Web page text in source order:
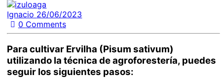
Ignacio 26/06/2023
0 Comments
Para cultivar Ervilha (Pisum sativum)
utilizando la técnica de agroforestería, puedes
seguir los siguientes pasos: